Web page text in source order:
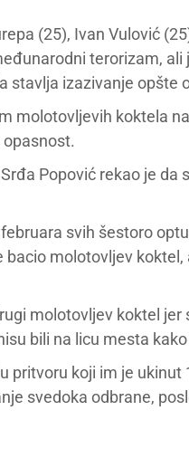
(25), Ivan Vulović
terorizam, ali
stavlja izazivanje opšte
molotovljevih koktela
Popović rekao je da
svih šestoro
molotovljev koktel,
molotovljev koktel jer
bili na licu mesta
pritvoru koji im je ukinut
svedoka odbrane,